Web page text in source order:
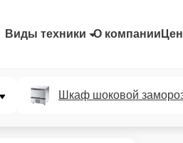
Виды техники О компании
Шкаф шоковой